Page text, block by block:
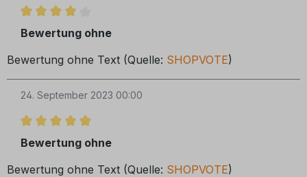
Bewertung mit 4 von 5 Sternen
Bewertung ohne
Bewertung ohne Text (Quelle: SHOPVOTE)
24. September 2023 00:00
Bewertung mit 5 von 5 Sternen
Bewertung ohne
Bewertung ohne Text (Quelle: SHOPVOTE)